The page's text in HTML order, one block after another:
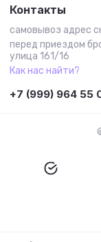
Контакты
самовывоз адрес
перед приездом
улица 161/16
Как нас найти?
+7 (999) 964 55